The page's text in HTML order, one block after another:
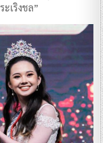
เริงชล”